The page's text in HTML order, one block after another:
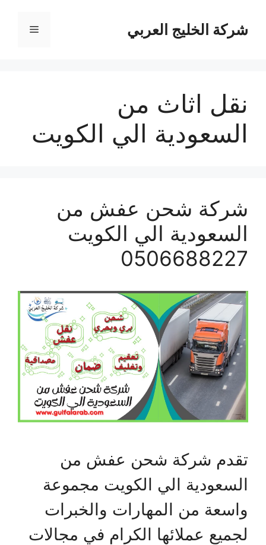
المحتوىشركة الخليج العربي القائمة
نقل اثاث من
السعودية الي الكويت
شركة شحن عفش من
السعودية الي الكويت
0506688227
تقدم شركة شحن عفش من
السعودية الي الكويت مجموعة
واسعة من المهارات والخبرات
لجميع عملائها الكرام في مجالات